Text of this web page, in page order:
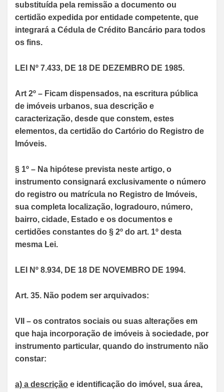
substituída pela remissão a documento ou
certidão expedida por entidade competente, que
integrará a Cédula de Crédito Bancário para todos
os fins.
LEI Nº 7.433, DE 18 DE DEZEMBRO DE 1985.
Art 2º – Ficam dispensados, na escritura pública
de imóveis urbanos, sua descrição e
caracterização, desde que constem, estes
elementos, da certidão do Cartório do Registro de
Imóveis.
§ 1º – Na hipótese prevista neste artigo, o
instrumento consignará exclusivamente o número
do registro ou matrícula no Registro de Imóveis,
sua completa localização, logradouro, número,
bairro, cidade, Estado e os documentos e
certidões constantes do § 2º do art. 1º desta
mesma Lei.
LEI Nº 8.934, DE 18 DE NOVEMBRO DE 1994.
Art. 35. Não podem ser arquivados:
VII – os contratos sociais ou suas alterações em
que haja incorporação de imóveis à sociedade, por
instrumento particular, quando do instrumento não
constar:
a) a descrição e identificação do imóvel, sua área,